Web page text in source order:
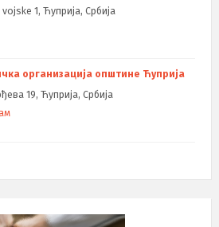
1, Ћуприја, Србија
организација општине Ћуприја
19, Ћуприја, Србија